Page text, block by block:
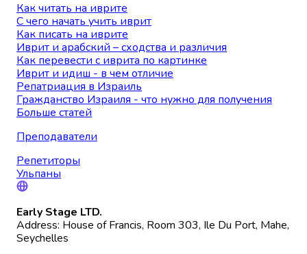
Как читать на иврите
С чего начать учить иврит
Как писать на иврите
Иврит и арабский – сходства и различия
Как перевести с иврита по картинке
Иврит и идиш - в чем отличие
Репатриация в Израиль
Гражданство Израиля - что нужно для получения
Больше статей
Преподаватели
Репетиторы
Ульпаны
Early Stage LTD.
Address: House of Francis, Room 303, Ile Du Port, Mahe,
Seychelles